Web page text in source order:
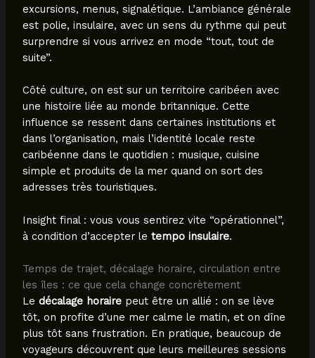
excursions, menus, signalétique. L’ambiance générale
est polie, insulaire, avec un sens du rythme qui peut
surprendre si vous arrivez en mode “tout, tout de
suite”.
Côté culture, on est sur un territoire caribéen avec
une histoire liée au monde britannique. Cette
influence se ressent dans certaines institutions et
dans l’organisation, mais l’identité locale reste
caribéenne dans le quotidien : musique, cuisine
simple et produits de la mer quand on sort des
adresses très touristiques.
Insight final : vous vous sentirez vite “opérationnel”,
à condition d’accepter le tempo insulaire.
Temps de trajet, décalage horaire, circulation entre
les îles : ce que cela change concrètement
Le décalage horairepeut être un allié : on se lève
tôt, on profite d’une mer calme le matin, et on dîne
plus tôt sans frustration. En pratique, beaucoup de
voyageurs découvrent que leurs meilleures sessions